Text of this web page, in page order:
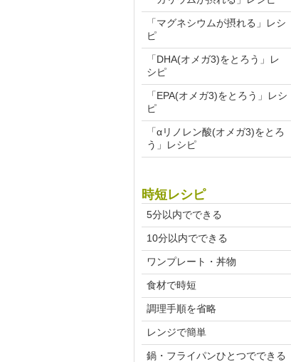
「マグネシウムが摂れる」レシ
ピ
「DHA(オメガ3)をとろう」レ
シピ
「EPA(オメガ3)をとろう」レシ
ピ
「αリノレン酸(オメガ3)をとろ
う」レシピ
時短レシピ
5分以内でできる
10分以内でできる
ワンプレート・丼物
食材で時短
調理手順を省略
レンジで簡単
鍋・フライパンひとつでできる